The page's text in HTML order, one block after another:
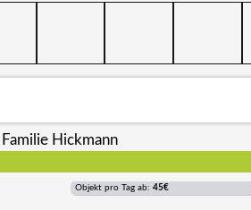
Hickmann
Objekt pro Tag ab: 45€